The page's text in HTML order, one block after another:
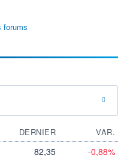
forums
DERNIER
VAR.
82,35 -0,88%